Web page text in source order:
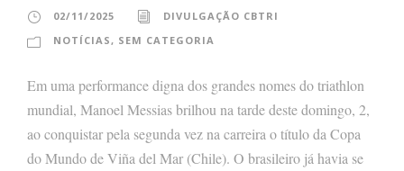
02/11/2025
DIVULGAÇÃO CBTRI
NOTÍCIAS , SEM CATEGORIA
Em uma performance digna dos grandes nomes do triathlon
mundial, Manoel Messias brilhou na tarde deste domingo, 2,
ao conquistar pela segunda vez na carreira o título da Copa
do Mundo de Viña del Mar (Chile). O brasileiro já havia se